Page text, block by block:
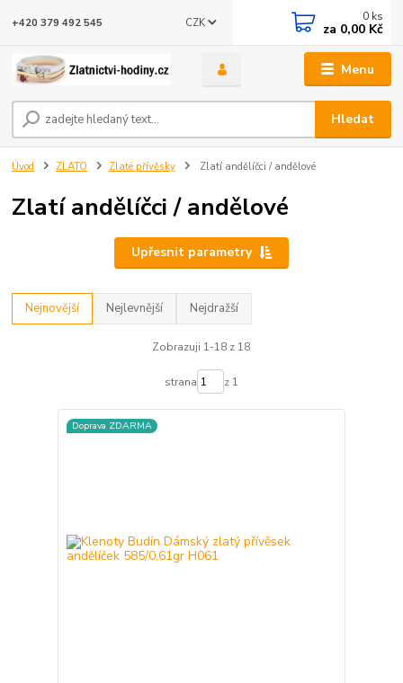
Menu
CZK
Hledat
+420 379 492 545 0 ks
za 0,00 Kč
Úvod ZLATO Zlaté přívěsky Zlatí andělíčci / andělové
Zlatí andělíčci / andělové
Upřesnit parametry
Nejnovější Nejlevnější Nejdražší
Zobrazuji 1-18 z 18
strana z 1
Doprava ZDARMA